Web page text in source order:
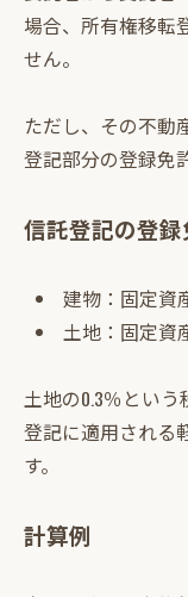
場合、所有権移転
せん。
ただし、その不動
登記部分の登録免
信託登記の登
建物：固定資
土地：固定資
土地の0.3％という
登記に適用される
す。
計算例